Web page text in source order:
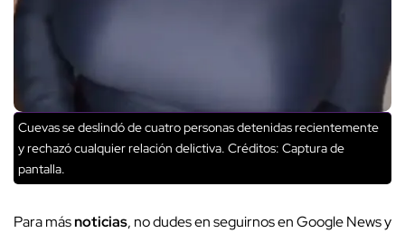
Cuevas se deslindó de cuatro personas detenidas recientemente
y rechazó cualquier relación delictiva. Créditos: Captura de
pantalla.
Para másnoticias, no dudes en seguirnos en Google News y